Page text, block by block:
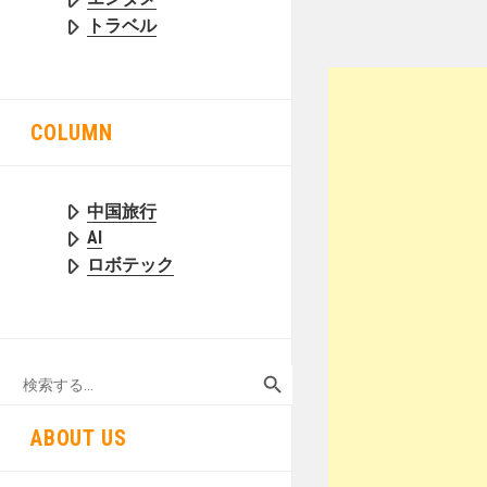
トラベル
COLUMN
中国旅行
AI
ロボテック
Search
ABOUT US